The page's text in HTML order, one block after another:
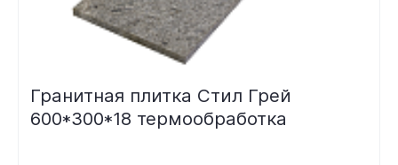
Гранитная плитка Стил Грей
600*300*18 термообработка